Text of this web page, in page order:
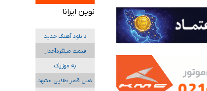
نوین ایرانا
دانلود آهنگ جدید
قیمت میلگردآجدار
به موزیک
هتل قصر طلایی مشهد